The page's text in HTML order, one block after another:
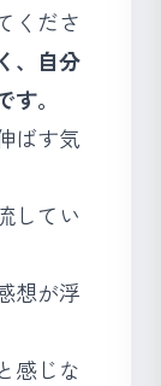
くださ
、自分
。
ばす気
してい
想が浮
感じな